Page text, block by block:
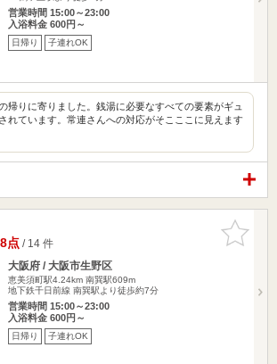
営業時間 15:00～23:00
入浴料金 600円～
日帰り 子連れOK
帰りに寄りました。銭湯に必要なすべての要素がギュ
れています。常連さんへの対応がそこここに見えます
お気に入
りに追加
点/ 14 件
大阪府 / 大阪市生野区
恵美須町駅4.24km 南巽駅609m
地下鉄千日前線 南巽駅より徒歩約7分
営業時間 15:00～23:00
入浴料金 600円～
日帰り 子連れOK